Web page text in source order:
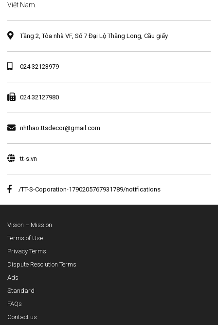
Việt Nam.
Tầng 2, Tòa nhà VF, Số 7 Đại Lộ Thăng Long, Cầu giấy
024 32123979
024 32127980
nhthao.ttsdecor@gmail.com
tt-s.vn
/TT-S-Coporation-1790205767931789/notifications
Vision – Mission
Terms of Use
Privacy Terms
Dispute Resolution Terms
Ads
Standard
FAQs
Contact us